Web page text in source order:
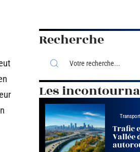
Recherche
Les
Transport
Trafic
Vallée